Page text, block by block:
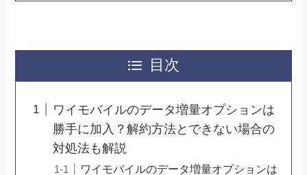
目次
ワイモバイルのデータ増量オプションは
勝手に加入？解約方法とできない場合の
対処法も解説
ワイモバイルのデータ増量オプションは